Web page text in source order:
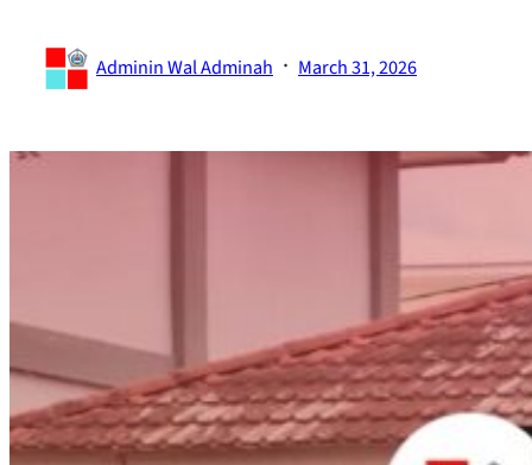
Adminin Wal Adminah · March 31, 2026